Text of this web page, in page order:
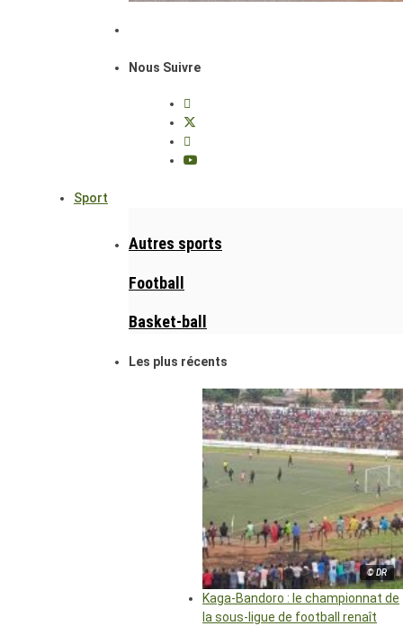
Nous Suivre
Sport
Autres sports
Football
Basket-ball
Les plus récents
© DR
Kaga-Bandoro : le championnat de
la sous-ligue de football renaît